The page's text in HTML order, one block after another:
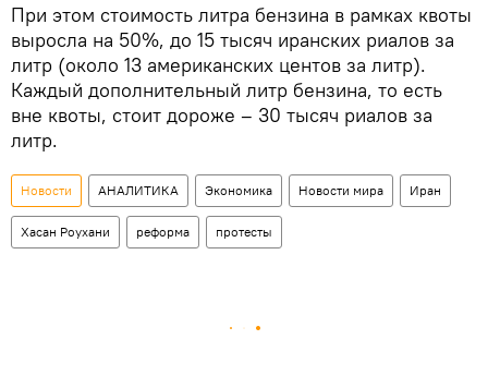
При этом стоимость литра бензина в рамках квоты
выросла на 50%, до 15 тысяч иранских риалов за
литр (около 13 американских центов за литр).
Каждый дополнительный литр бензина, то есть
вне квоты, стоит дороже – 30 тысяч риалов за
литр.
Новости АНАЛИТИКА Экономика Новости мира Иран
Хасан Роухани реформа протесты